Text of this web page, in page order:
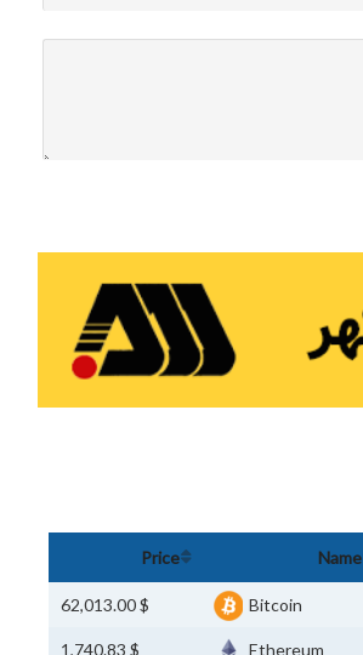
Name
Price
Bitcoin
$ 62,013.00
Ethereum
$ 1,740.83